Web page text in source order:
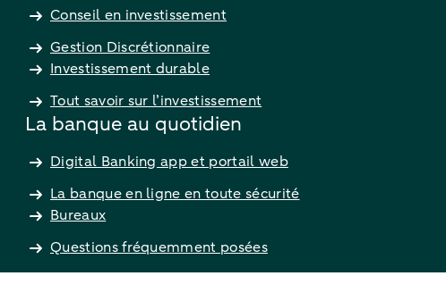
Conseil en investissement
Gestion Discrétionnaire
Investissement durable
Tout savoir sur l’investissement
La banque au quotidien
Digital Banking app et portail web
La banque en ligne en toute sécurité
Bureaux
Questions fréquemment posées